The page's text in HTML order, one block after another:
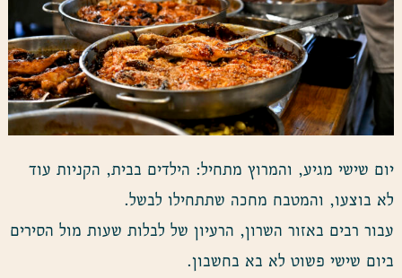
יום שישי מגיע, והמרוץ מתחיל: הילדים בבית, הקניות עוד
לא בוצעו, והמטבח מחכה שתתחילו לבשל.
עבור רבים באזור השרון, הרעיון של לבלות שעות מול הסירים
ביום שישי פשוט לא בא בחשבון.